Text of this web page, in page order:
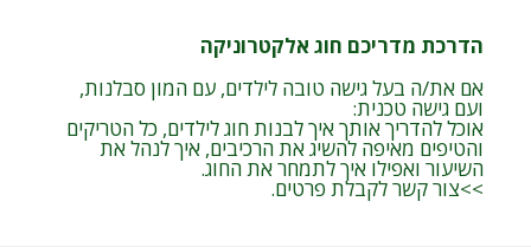
הדרכת מדריכם חוג אלקטרוניקה
אם את/ה בעל גישה טובה לילדים, עם המון סבלנות,
ועם גישה טכנית:
אוכל להדריך אותך איך לבנות חוג לילדים, כל הטריקים
והטיפים מאיפה להשיג את הרכיבים, איך לנהל את
השיעור ואפילו איך לתמחר את החוג.
>>צור קשר לקבלת פרטים.